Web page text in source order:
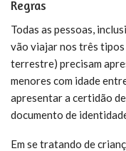
Regras
Todas as pessoas,
vão viajar nos três
terrestre) precisam
menores com idade
apresentar a certidão
documento de
Em se tratando de